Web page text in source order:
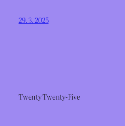
29. 3. 2025
Twenty Twenty-Five